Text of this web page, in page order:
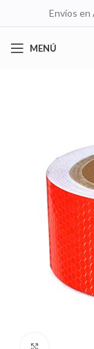
Envíos en
MENÚ